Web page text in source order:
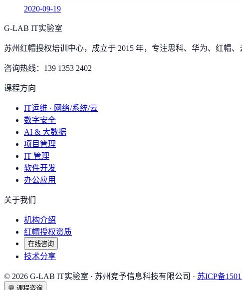
2020-09-19
G-LAB IT实验室
苏州红帽授权培训中心，成立于 2015 年，专注思科、华为、红帽
咨询热线： 139 1353 2402
课程方向
IT运维 · 网络/系统/云
数字安全
AI & 大数据
项目管理
IT 管理
软件开发
办公应用
关于我们
机构介绍
红帽授权资质
在线咨询
技术分享
© 2026 G-LAB IT实验室 · 苏州竞予信息科技有限公司 · 苏ICP备
💬 课程咨询